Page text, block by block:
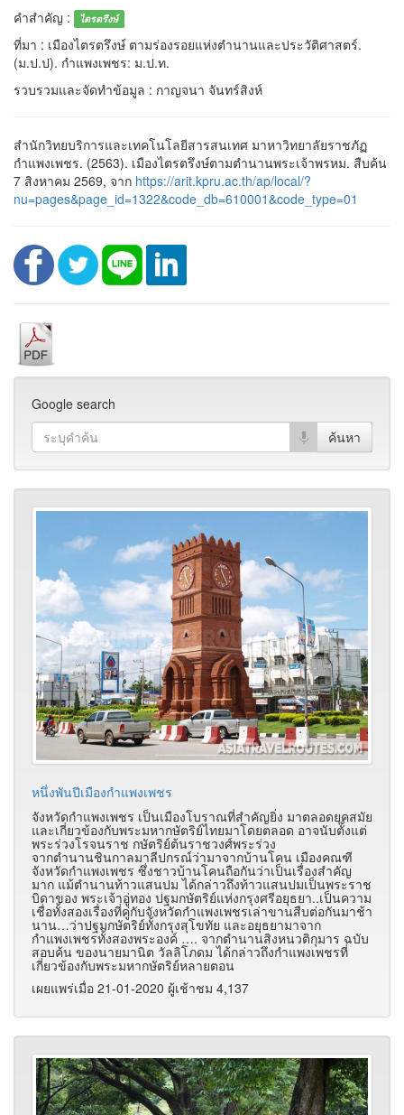
คำสำคัญ :
ไตรตรึงษ์
ที่มา : เมืองไตรตรึงษ์ ตามร่องรอยแห่งตำนานและประวัติศาสตร์.
(ม.ป.ป). กำแพงเพชร: ม.ป.ท.
รวบรวมและจัดทำข้อมูล : กาญจนา จันทร์สิงห์
สำนักวิทยบริการและเทคโนโลยีสารสนเทศ มาหาวิทยาลัยราชภัฏ
กำแพงเพชร. (2563). เมืองไตรตรึงษ์ตามตำนานพระเจ้าพรหม. สืบค้น
7 สิงหาคม 2569, จาก https://arit.kpru.ac.th/ap/local/?
nu=pages&page_id=1322&code_db=610001&code_type=01
Google search
หนึ่งพันปีเมืองกำแพงเพชร
จังหวัดกำแพงเพชร เป็นเมืองโบราณที่สำคัญยิ่ง มาตลอดยุคสมัย
และเกี่ยวข้องกับพระมหากษัตริย์ไทยมาโดยตลอด อาจนับตั้งแต่
พระร่วงโรจนราช กษัตริย์ต้นราชวงศ์พระร่วง
จากตำนานชินกาลมาลีปกรณ์ว่ามาจากบ้านโคน เมืองคณฑี
จังหวัดกำแพงเพชร ซึ่งชาวบ้านโคนถือกันว่าเป็นเรื่องสำคัญ
มาก แม้ตำนานท้าวแสนปม ได้กล่าวถึงท้าวแสนปมเป็นพระราช
บิดาของ พระเจ้าอู่ทอง ปฐมกษัตริย์แห่งกรุงศรีอยุธยา..เป็นความ
เชื่อทั้งสองเรื่องที่คู่กับจังหวัดกำแพงเพชรเล่าขานสืบต่อกันมาช้า
นาน…ว่าปฐมกษัตริย์ทั้งกรุงสุโขทัย และอยุธยามาจาก
กำแพงเพชรทั้งสองพระองค์ …. จากตำนานสิงหนวติกุมาร ฉบับ
สอบค้น ของนายมานิต วัลลิโภดม ได้กล่าวถึงกำแพงเพชรที่
เกี่ยวข้องกับพระมหากษัตริย์หลายตอน
เผยแพร่เมื่อ 21-01-2020 ผู้เช้าชม 4,137